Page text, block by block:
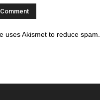
uses Akismet to reduce spam.